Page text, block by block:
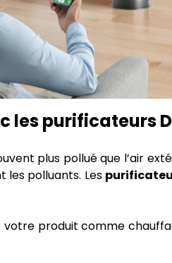
les purificateurs
plus pollué que l’air
les polluants. Les
produit comme